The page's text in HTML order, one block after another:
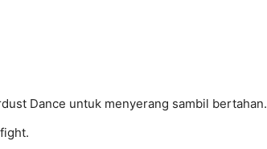
Dance untuk menyerang sambil bertahan.